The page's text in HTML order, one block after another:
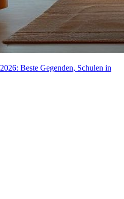
Beste Gegenden, Schulen in